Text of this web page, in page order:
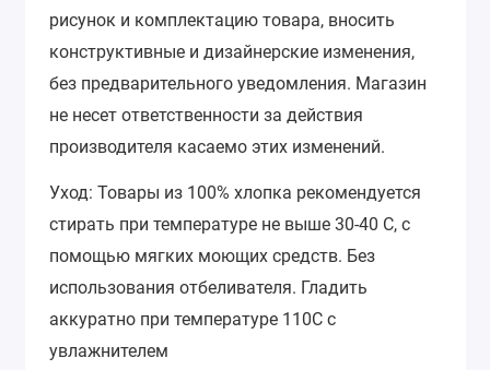
рисунок и комплектацию товара, вносить
конструктивные и дизайнерские изменения,
без предварительного уведомления. Магазин
не несет ответственности за действия
производителя касаемо этих изменений.
Уход: Товары из 100% хлопка рекомендуется
стирать при температуре не выше 30-40 С, с
помощью мягких моющих средств. Без
использования отбеливателя. Гладить
аккуратно при температуре 110С с
увлажнителем